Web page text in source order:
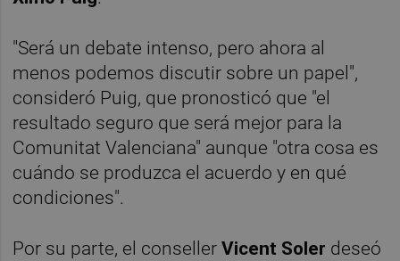
"Será un debate intenso, pero ahora al
menos podemos discutir sobre un papel",
consideró Puig, que pronosticó que "el
resultado seguro que será mejor para la
Comunitat Valenciana" aunque "otra cosa es
cuándo se produzca el acuerdo y en qué
condiciones".
Por su parte, el conseller Vicent Soler deseó